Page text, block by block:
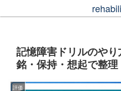
記憶障害ドリルのや
銘・保持・想起で整理
評価